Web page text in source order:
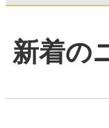
新着の